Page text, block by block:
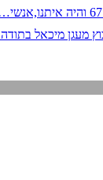
מעגן מיכאל